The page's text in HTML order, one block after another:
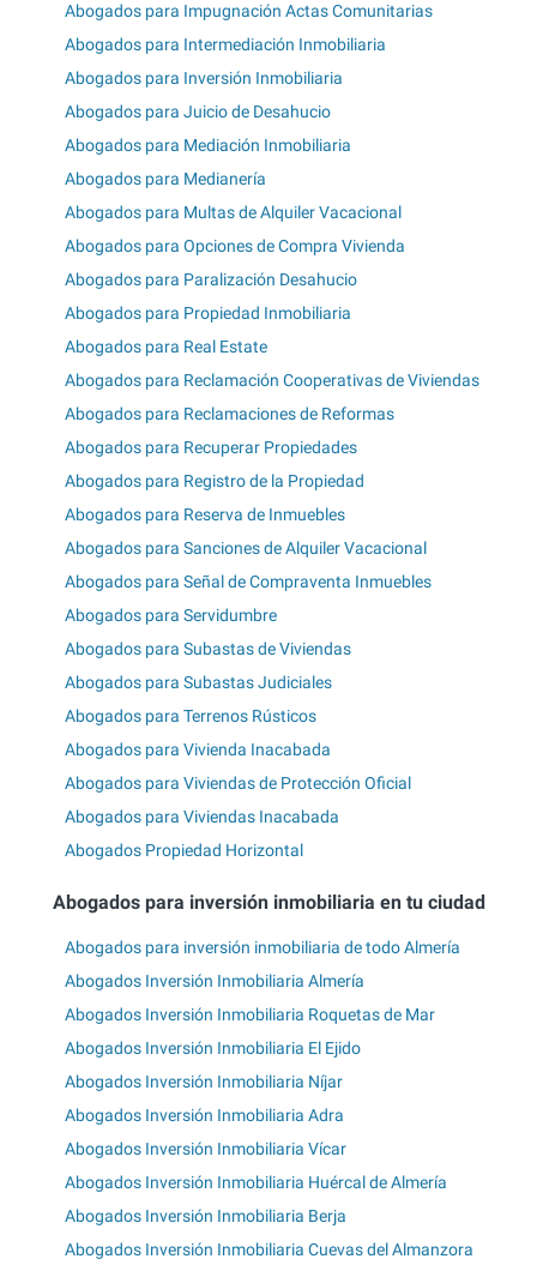
Abogados para Impugnación Actas Comunitarias
Abogados para Intermediación Inmobiliaria
Abogados para Inversión Inmobiliaria
Abogados para Juicio de Desahucio
Abogados para Mediación Inmobiliaria
Abogados para Medianería
Abogados para Multas de Alquiler Vacacional
Abogados para Opciones de Compra Vivienda
Abogados para Paralización Desahucio
Abogados para Propiedad Inmobiliaria
Abogados para Real Estate
Abogados para Reclamación Cooperativas de Viviendas
Abogados para Reclamaciones de Reformas
Abogados para Recuperar Propiedades
Abogados para Registro de la Propiedad
Abogados para Reserva de Inmuebles
Abogados para Sanciones de Alquiler Vacacional
Abogados para Señal de Compraventa Inmuebles
Abogados para Servidumbre
Abogados para Subastas de Viviendas
Abogados para Subastas Judiciales
Abogados para Terrenos Rústicos
Abogados para Vivienda Inacabada
Abogados para Viviendas de Protección Oficial
Abogados para Viviendas Inacabada
Abogados Propiedad Horizontal
Abogados para inversión inmobiliaria en tu ciudad
Abogados para inversión inmobiliaria de todo Almería
Abogados Inversión Inmobiliaria Almería
Abogados Inversión Inmobiliaria Roquetas de Mar
Abogados Inversión Inmobiliaria El Ejido
Abogados Inversión Inmobiliaria Níjar
Abogados Inversión Inmobiliaria Adra
Abogados Inversión Inmobiliaria Vícar
Abogados Inversión Inmobiliaria Huércal de Almería
Abogados Inversión Inmobiliaria Berja
Abogados Inversión Inmobiliaria Cuevas del Almanzora